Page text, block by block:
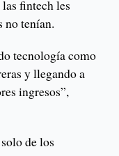
fintech les
no tenían.
tecnología como
y llegando a
ingresos”,
de los